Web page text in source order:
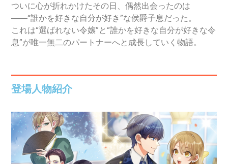
ついに心が折れかけたその日、偶然出会ったのは
――“誰かを好きな自分が好き”な侯爵子息だった。
これは“選ばれない令嬢”と“誰かを好きな自分が好きな令
息”が唯一無二のパートナーへと成長していく物語。
登場人物紹介